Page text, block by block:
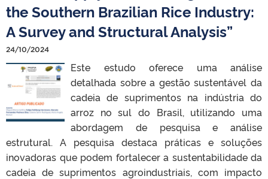
the Southern Brazilian Rice Industry:
A Survey and Structural Analysis”
24/10/2024
Este estudo oferece uma análise
detalhada sobre a gestão sustentável da
cadeia de suprimentos na indústria do
arroz no sul do Brasil, utilizando uma
abordagem de pesquisa e análise
estrutural. A pesquisa destaca práticas e soluções
inovadoras que podem fortalecer a sustentabilidade da
cadeia de suprimentos agroindustriais, com impacto